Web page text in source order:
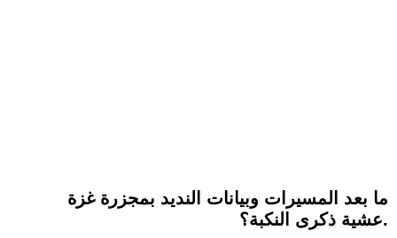
ما بعد المسيرات وبيانات النديد بمجزرة غزة
عشية ذكرى النكبة؟.